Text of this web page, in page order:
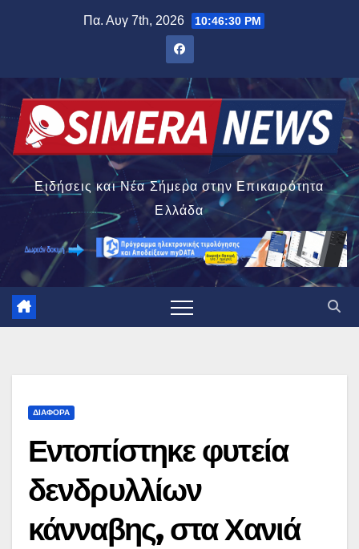
Πα. Αυγ 7th, 2026 10:46:31 PM
Ειδήσεις και Νέα Σήμερα στην Επικαιρότητα
Ελλάδα
ΔΙΆΦΟΡΑ
Εντοπίστηκε φυτεία
δενδρυλλίων
κάνναβης, στα Χανιά